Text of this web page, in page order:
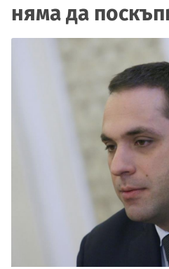
няма да